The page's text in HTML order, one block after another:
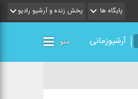
پایگاه ها پخش زنده و آرشیو رادیو
آرشیوزمانی منو